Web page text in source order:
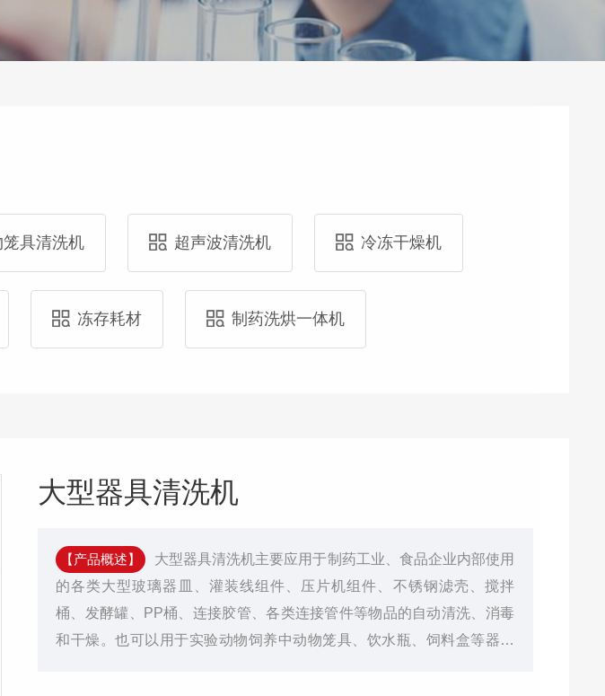
具清洗机 超声波清洗机 冷冻干燥机
冻存耗材 制药洗烘一体机
大型器具清洗机
【产品概述】
大型器具清洗机主要应用于制药工业、食品企业内部使用
的各类大型玻璃器皿、灌装线组件、压片机组件、不锈钢滤壳、搅拌
桶、发酵罐、PP桶、连接胶管、各类连接管件等物品的自动清洗、消毒
和干燥。也可以用于实验动物饲养中动物笼具、饮水瓶、饲料盒等器具